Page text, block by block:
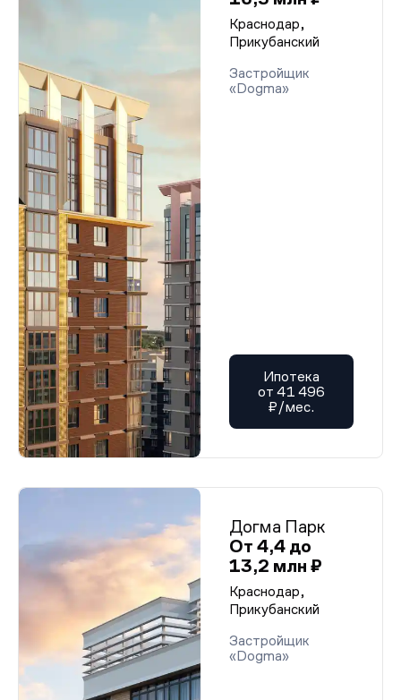
Краснодар,
Прикубанский
Застройщик
«Dogma»
Ипотека
от 41 496
₽/мес.
Догма Парк
От 4,4 до
13,2 млн ₽
Краснодар,
Прикубанский
Застройщик
«Dogma»